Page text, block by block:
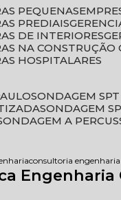
PEQUENAS
PREDIAIS
DE INTERIORES
NA CONSTRUÇÃO
HOSPITALARES
SONDAGEM
SONDAGEM
SONDAGEM A
consultoria
Engenharia